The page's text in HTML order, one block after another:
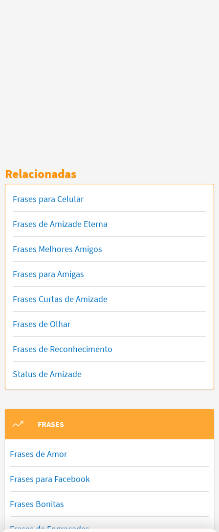
Relacionadas
Frases para Celular
Frases de Amizade Eterna
Frases Melhores Amigos
Frases para Amigas
Frases Curtas de Amizade
Frases de Olhar
Frases de Reconhecimento
Status de Amizade
FRASES
Frases de Amor
Frases para Facebook
Frases Bonitas
Frases de Engraçadas